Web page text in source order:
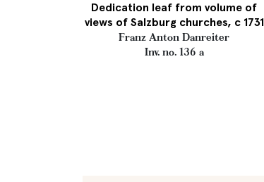
Dedication leaf from volume of
views of Salzburg churches, c 1731
Franz Anton Danreiter
Inv. no. 136 a